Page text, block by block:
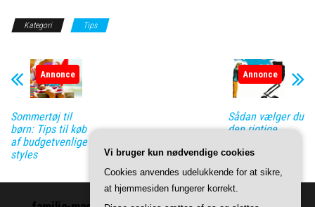
Kategori Tips
Annonce
Sommertøj til
børn: Tips til køb
af budgetvenlige
styles
Annonce
Sådan vælger du
den rigtige
dit barn
Vi bruger kun nødvendige cookies
Cookies anvendes udelukkende for at sikre,
at hjemmesiden fungerer korrekt.